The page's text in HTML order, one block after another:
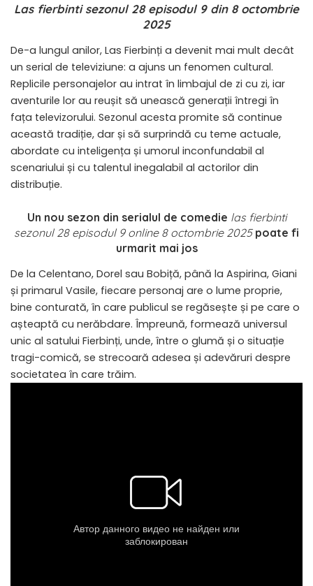
Las fierbinti sezonul 28 episodul 9 din 8 octombrie
2025
De-a lungul anilor, Las Fierbinți a devenit mai mult decât
un serial de televiziune: a ajuns un fenomen cultural.
Replicile personajelor au intrat în limbajul de zi cu zi, iar
aventurile lor au reușit să unească generații întregi în
fața televizorului. Sezonul acesta promite să continue
această tradiție, dar și să surprindă cu teme actuale,
abordate cu inteligența și umorul inconfundabil al
scenariului și cu talentul inegalabil al actorilor din
distribuție.
Un nou sezon din serialul de comedie las fierbinti
sezonul 28 episodul 9 online 8 octombrie 2025poate fi
urmarit mai jos
De la Celentano, Dorel sau Bobiță, până la Aspirina, Giani
și primarul Vasile, fiecare personaj are o lume proprie,
bine conturată, în care publicul se regăsește și pe care o
așteaptă cu nerăbdare. Împreună, formează universul
unic al satului Fierbinți, unde, între o glumă și o situație
tragi-comică, se strecoară adesea și adevăruri despre
societatea în care trăim.